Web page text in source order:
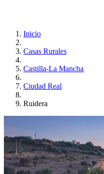
Inicio
Casas Rurales
Castilla-La Mancha
Ciudad Real
Ruidera